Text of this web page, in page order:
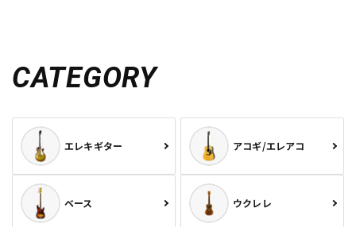
CATEGORY
エレキギター アコギ/エレアコ
ベース ウクレレ